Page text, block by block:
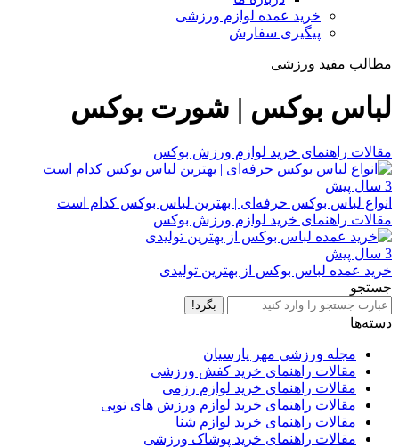
خرید عمده لوازم ورزشی
پیگیری سفارش
مطالب مفید ورزشی
لباس بوکس | شورت بوکس
مقالات راهنمای خرید لوازم ورزش بوکس
3 سال پیش
انواع لباس بوکس حرفه‌ای | بهترین لباس بوکس کدام است
مقالات راهنمای خرید لوازم ورزش بوکس
3 سال پیش
خرید عمده لباس بوکس از بهترین تولیدی
جستجو
بگرد!
دسته‌ها
مجله ورزشی مهر پارسیان
مقالات راهنمای خرید کفش ورزشی
مقالات راهنمای خرید لوازم رزمی
مقالات راهنمای خرید لوازم ورزش های توپی
مقالات راهنمای خرید لوازم شنا
مقالات راهنمای خرید پوشاک ورزشی